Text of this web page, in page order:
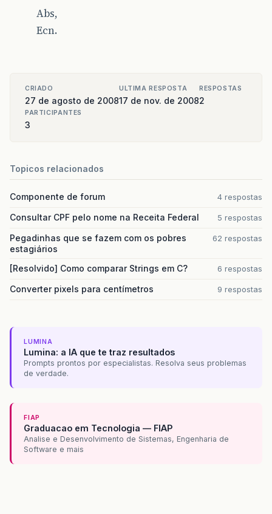
Abs,
Ecn.
CRIADO
27 de agosto de 2008
ULTIMA RESPOSTA
17 de nov. de 2008
RESPOSTAS
2
PARTICIPANTES
3
Topicos relacionados
Componente de forum 4 respostas
Consultar CPF pelo nome na Receita Federal 5 respostas
Pegadinhas que se fazem com os pobres
estagiários
62 respostas
[Resolvido] Como comparar Strings em C? 6 respostas
Converter pixels para centímetros 9 respostas
LUMINA
Lumina: a IA que te traz resultados
Prompts prontos por especialistas. Resolva seus problemas
de verdade.
FIAP
Graduacao em Tecnologia — FIAP
Analise e Desenvolvimento de Sistemas, Engenharia de
Software e mais